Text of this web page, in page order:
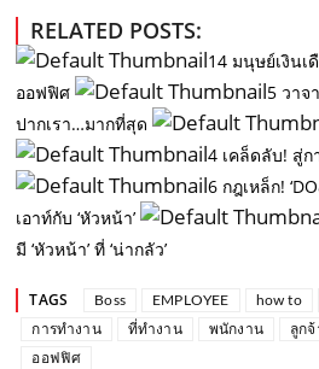
RELATED POSTS:
14 มนุษย์เงินเ
ออฟฟิศ
5 วาจ
ปากเรา…มากที่สุด
4 เคล็ดลับ! สู่ก
6 กฎเหล็ก!
เอาท์กับ ‘หัวหน้า’
มี ‘หัวหน้า’ ที่ ‘น่ากลัว’
TAGS Boss EMPLOYEE how to
การทำงาน
ที่ทำงาน พนักงาน ลูกจ้
ออฟฟิศ